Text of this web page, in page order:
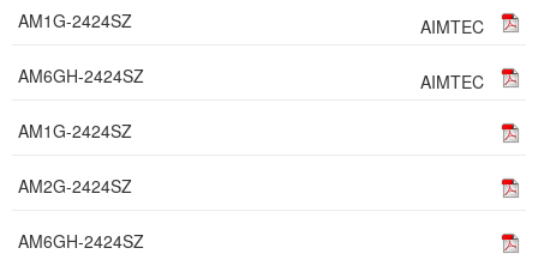
AM1G-2424SZ AIMTEC
AM6GH-2424SZ AIMTEC
AM1G-2424SZ
AM2G-2424SZ
AM6GH-2424SZ